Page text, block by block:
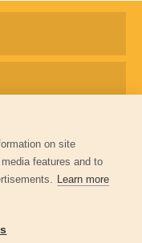
on site
features and to
Learn more